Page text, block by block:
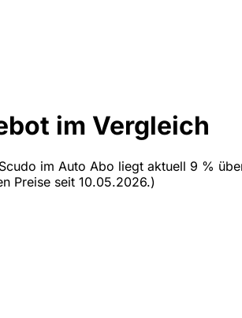
im Vergleich
im Auto Abo liegt aktuell 9 %
Preise seit 10.05.2026.)